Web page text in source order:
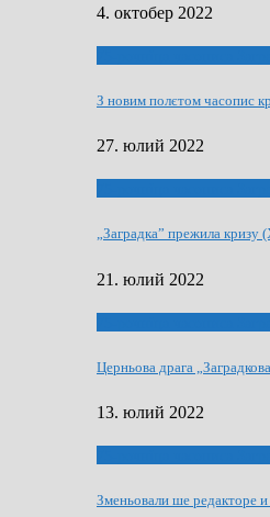
4. октобер 2022
З новим полєтом часопис
27. юлий 2022
„Заградка” прежила кризу
21. юлий 2022
Церньова драга
13. юлий 2022
Зменьовали ше редакторе